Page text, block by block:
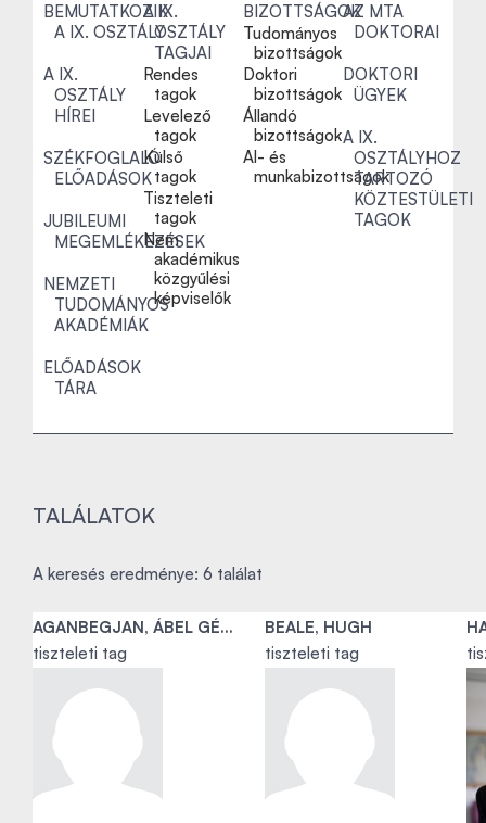
BEMUTATKOZIK
A IX. OSZTÁLY
A IX.
OSZTÁLY
HÍREI
SZÉKFOGLALÓ
ELŐADÁSOK
JUBILEUMI
MEGEMLÉKEZÉSEK
NEMZETI
TUDOMÁNYOS
AKADÉMIÁK
ELŐADÁSOK
TÁRA
A IX.
OSZTÁLY
TAGJAI
Rendes
tagok
Levelező
tagok
Külső
tagok
Tiszteleti
tagok
Nem
akadémikus
közgyűlési
képviselők
BIZOTTSÁGOK
Tudományos
bizottságok
Doktori
bizottságok
Állandó
bizottságok
Al- és
munkabizottságok
AZ MTA
DOKTORAI
DOKTORI
ÜGYEK
A IX.
OSZTÁLYHOZ
TARTOZÓ
KÖZTESTÜLETI
TAGOK
TALÁLATOK
A keresés eredménye: 6 találat
AGANBEGJAN, ÁBEL GÉZOVICS
tiszteleti tag
BEALE, HUGH
tiszteleti tag